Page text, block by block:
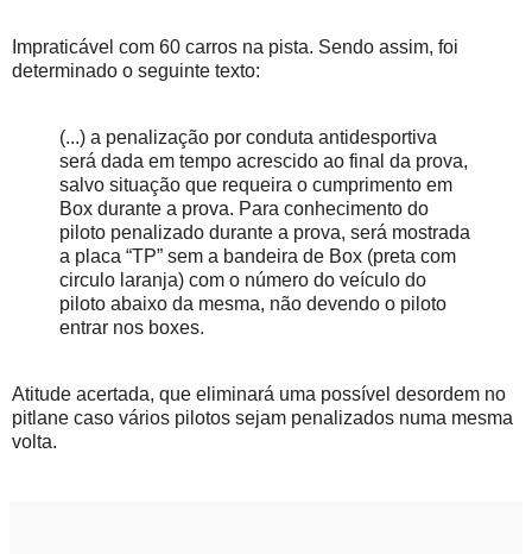
Impraticável com 60 carros na pista. Sendo assim, foi
determinado o seguinte texto:
(...) a penalização por conduta antidesportiva
será dada em tempo acrescido ao final da prova,
salvo situação que requeira o cumprimento em
Box durante a prova. Para conhecimento do
piloto penalizado durante a prova, será mostrada
a placa “TP” sem a bandeira de Box (preta com
circulo laranja) com o número do veículo do
piloto abaixo da mesma, não devendo o piloto
entrar nos boxes.
Atitude acertada, que eliminará uma possível desordem no
pitlane caso vários pilotos sejam penalizados numa mesma
volta.